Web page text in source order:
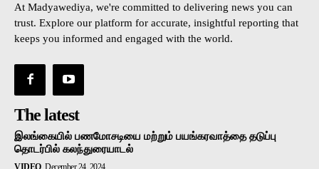
At Madyawediya, we're committed to delivering news you can
trust. Explore our platform for accurate, insightful reporting that
keeps you informed and engaged with the world.
The latest
இலங்கையில் பணமோசடியை மற்றும் பயங்கரவாத்தை தடுப்பு
தொடர்பில் கலந்துரையாடல்
VIDEO December 24, 2024